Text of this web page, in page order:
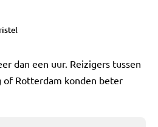
dan een uur. Reizigers tussen
of Rotterdam konden beter